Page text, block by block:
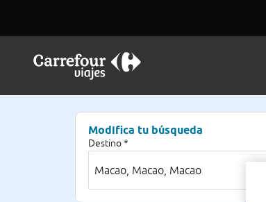
Modifica tu búsqueda
Destino *